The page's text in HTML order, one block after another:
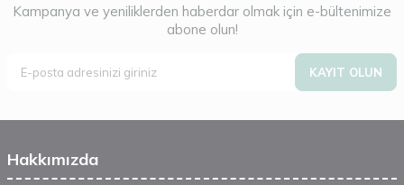
Kampanya ve yeniliklerden haberdar olmak için e-bültenimize
abone olun!
KAYIT OLUN
Hakkımızda